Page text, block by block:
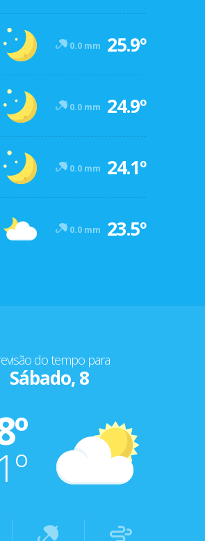
0.0 mm 25.9º
0.0 mm 24.9º
0.0 mm 24.1º
0.0 mm 23.5º
do tempo para
Sábado, 8